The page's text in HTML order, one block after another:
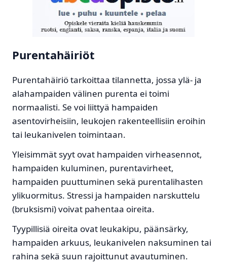
Purentahäiriöt
Purentahäiriö tarkoittaa tilannetta, jossa ylä- ja
alahampaiden välinen purenta ei toimi
normaalisti. Se voi liittyä hampaiden
asentovirheisiin, leukojen rakenteellisiin eroihin
tai leukanivelen toimintaan.
Yleisimmät syyt ovat hampaiden virheasennot,
hampaiden kuluminen, purentavirheet,
hampaiden puuttuminen sekä purentalihasten
ylikuormitus. Stressi ja hampaiden narskuttelu
(bruksismi) voivat pahentaa oireita.
Tyypillisiä oireita ovat leukakipu, päänsärky,
hampaiden arkuus, leukanivelen naksuminen tai
rahina sekä suun rajoittunut avautuminen.